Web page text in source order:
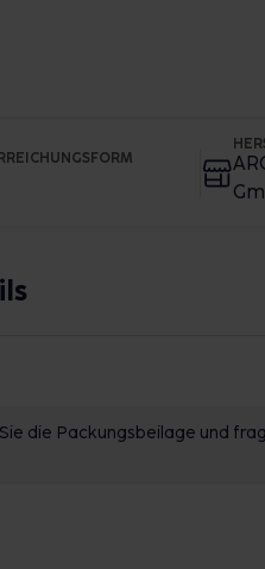
die Packungsbeilage und